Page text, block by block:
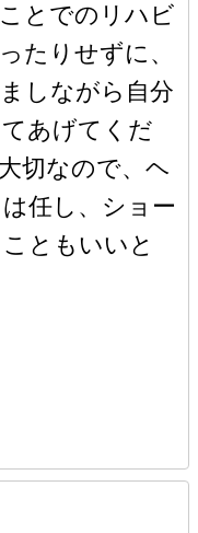
とでのリハビ
たりせずに、
しながら自分
あげてくだ
切なので、ヘ
任し、ショー
ともいいと